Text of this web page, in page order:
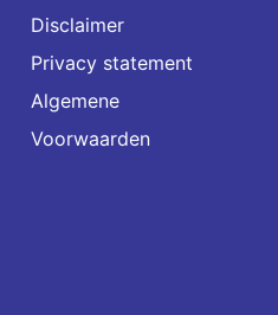
Disclaimer
Privacy statement
Algemene
Voorwaarden